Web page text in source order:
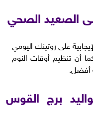
الصعيد الصحي
على روتينك اليومي
تنظيم أوقات النوم
أفضل.
برج القوس